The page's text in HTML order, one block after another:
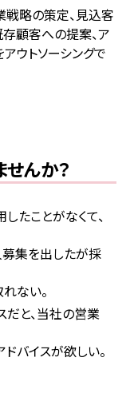
戦略の策定、見込客
顧客への提案、ア
ウトソーシングで
んか？
たことがなくて、
募集を出したが採
ない。
と、当社の営業
バイスが欲しい。